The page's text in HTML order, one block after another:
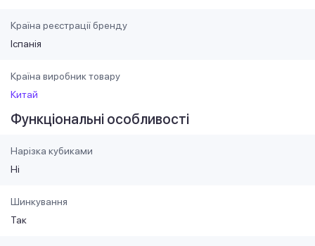
Країна реєстрації бренду
Іспанія
Країна виробник товару
Китай
Функціональні особливості
Нарізка кубиками
Ні
Шинкування
Так